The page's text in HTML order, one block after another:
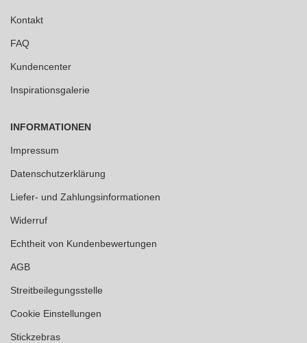
Kontakt
FAQ
Kundencenter
Inspirationsgalerie
INFORMATIONEN
Impressum
Datenschutzerklärung
Liefer- und Zahlungsinformationen
Widerruf
Echtheit von Kundenbewertungen
AGB
Streitbeilegungsstelle
Cookie Einstellungen
Stickzebras